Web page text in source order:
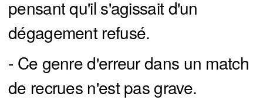
pensant qu'il s'agissait d'un
dégagement refusé.
- Ce genre d'erreur dans un match
de recrues n'est pas grave.